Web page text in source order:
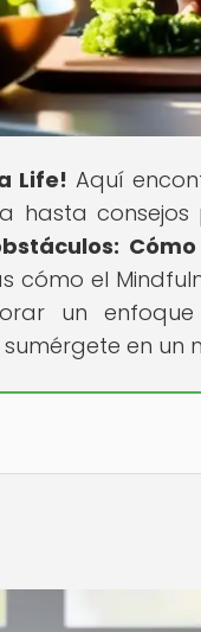
Life! Aquí
hasta
cómo el
un
en un